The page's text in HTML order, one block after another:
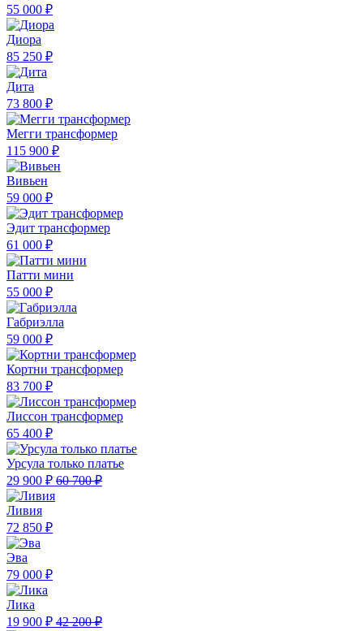
55 000 ₽
Диора
85 250 ₽
Дита
73 800 ₽
Мегги трансформер
115 900 ₽
Вивьен
59 000 ₽
Эдит трансформер
61 000 ₽
Патти мини
55 000 ₽
Габриэлла
59 000 ₽
Кортни трансформер
83 700 ₽
Лиссон трансформер
65 400 ₽
Урсула только платье
29 900 ₽ 60 700 ₽
Ливия
72 850 ₽
Эва
79 000 ₽
Лика
19 900 ₽ 42 200 ₽